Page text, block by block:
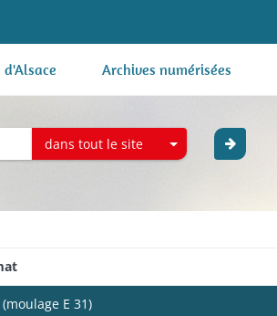
Archives numérisées
dans tout le site
E 31)